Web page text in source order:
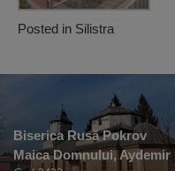
Posted in Silistra
Biserica Rusă Pokrov
Maica Domnului, Aydemir